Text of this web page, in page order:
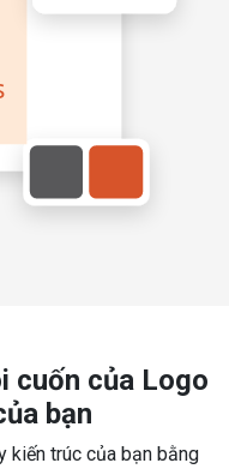
cuốn của Logo
bạn
kiến trúc của bạn bằng